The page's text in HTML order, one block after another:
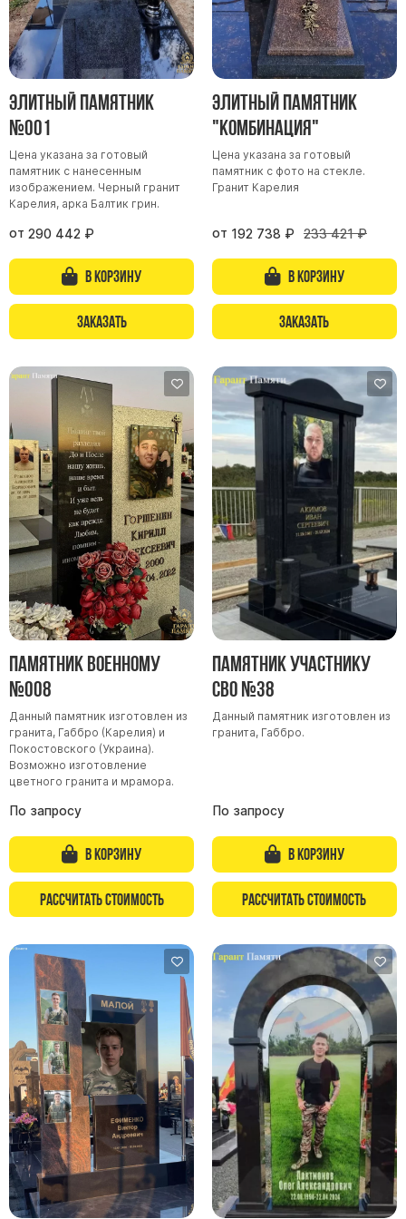
Скульптуры, барельефы и бюсты из бронзы
Колумбарий
Недорогие памятники
Памятники с фотокерамикой
Памятники животным
Памятники младенцу
Памятники двойные
Памятники женщине
Памятники маме
Памятники жене
Памятники девушке
Памятники дедушке
Памятники мужу
Памятники отцу
Памятники парню
Памятники сыну
Памятники вертикальные
Памятники врачу
Памятники горизонтальные
Памятники индивидуальные
Памятники Православные
Памятники прямоугольные
Памятники с воздушным креcтом
Памятники с колоннами
Памятники современные
Памятники стандартные
Памятники черные
Памятники в виде дерева
Памятники с лебедями
Памятники в форме волны
Хачкары
Памятники ростовые
Памятники в форме скалы
Памятник Родителям
Флагштоки
Мемориальные доски
Элитный памятник
№001
Цена указана за готовый
памятник с нанесенным
изображением. Черный гранит
Карелия, арка Балтик грин.
от 290 442 ₽
В корзину
Заказать
Элитный памятник
"Комбинация"
Цена указана за готовый
памятник с фото на стекле.
Гранит Карелия
от 192 738 ₽ 233 421 ₽
В корзину
Заказать
Памятник военному
№008
Данный памятник изготовлен из
гранита, Габбро (Карелия) и
Покостовского (Украина).
Возможно изготовление
цветного гранита и мрамора.
По запросу
В корзину
Рассчитать стоимость
Памятник участнику
СВО №38
Данный памятник изготовлен из
гранита, Габбро.
По запросу
В корзину
Рассчитать стоимость